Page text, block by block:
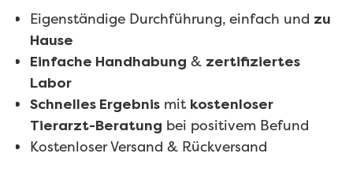
Eigenständige Durchführung, einfach und zu
Hause
Einfache Handhabung & zertifiziertes
Labor
Schnelles Ergebnismit kostenloser
Tierarzt-Beratung bei positivem Befund
Kostenloser Versand & Rückversand